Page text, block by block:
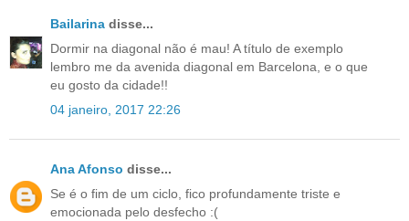
Bailarina disse...
Dormir na diagonal não é mau! A título de exemplo
lembro me da avenida diagonal em Barcelona, e o que
eu gosto da cidade!!
04 janeiro, 2017 22:26
Ana Afonso disse...
Se é o fim de um ciclo, fico profundamente triste e
emocionada pelo desfecho :(